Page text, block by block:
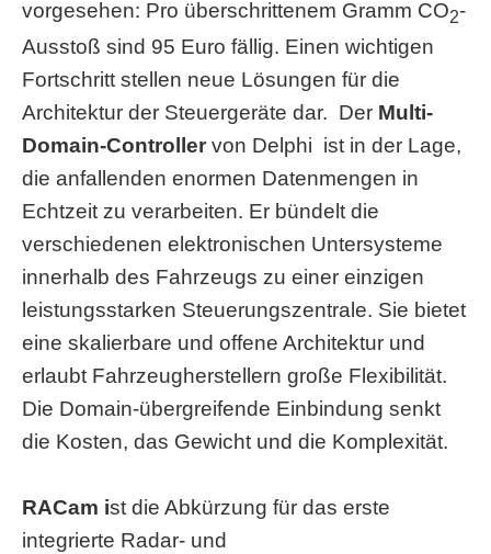
vorgesehen: Pro überschrittenem Gramm CO2-
Ausstoß sind 95 Euro fällig. Einen wichtigen
Fortschritt stellen neue Lösungen für die
Architektur der Steuergeräte dar. Der Multi-
Domain-Controller von Delphi ist in der Lage,
die anfallenden enormen Datenmengen in
Echtzeit zu verarbeiten. Er bündelt die
verschiedenen elektronischen Untersysteme
innerhalb des Fahrzeugs zu einer einzigen
leistungsstarken Steuerungszentrale. Sie bietet
eine skalierbare und offene Architektur und
erlaubt Fahrzeugherstellern große Flexibilität.
Die Domain-übergreifende Einbindung senkt
die Kosten, das Gewicht und die Komplexität.
RACam ist die Abkürzung für das erste
integrierte Radar- und